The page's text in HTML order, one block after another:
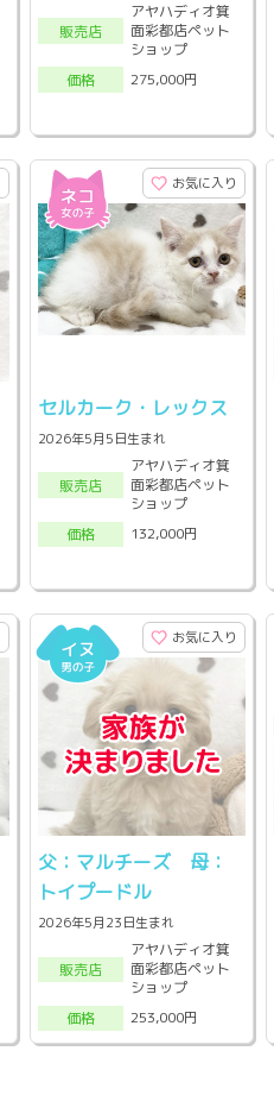
販売店
アヤハディオ箕
面彩都店ペット
ショップ
価格
275,000円
お気に入り
セルカーク・レックス
2026年5月5日生まれ
販売店
アヤハディオ箕
面彩都店ペット
ショップ
価格
132,000円
お気に入り
父：マルチーズ 母：
トイプードル
2026年5月23日生まれ
販売店
アヤハディオ箕
面彩都店ペット
ショップ
価格
253,000円